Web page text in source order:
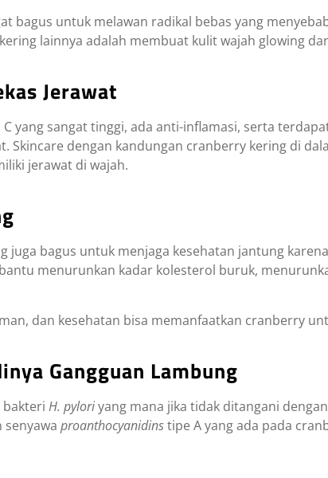
bagus untuk melawan radikal bebas yang
lainnya adalah membuat kulit wajah glowing
Jerawat
yang sangat tinggi, ada anti-inflamasi, serta
dengan kandungan cranberry kering di
jerawat di wajah.
juga bagus untuk menjaga kesehatan jantung
menurunkan kadar kolesterol buruk,
dan kesehatan bisa memanfaatkan cranberry
Gangguan Lambung
bakteri H. pyloriyang mana jika tidak ditangani
senyawa proanthocyanidinstipe A yang ada pada